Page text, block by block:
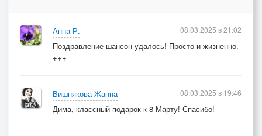
Цветы, весна, восьмое марта.
Цветы, дарю тебе цветы!
Анна Р.
Поздравление-шансон удалось! Просто и жизненно.
+++
08.03.2025 в 21:02
Вишнякова Жанна
Дима, классный подарок к 8 Марту! Спасибо!
08.03.2025 в 19:46